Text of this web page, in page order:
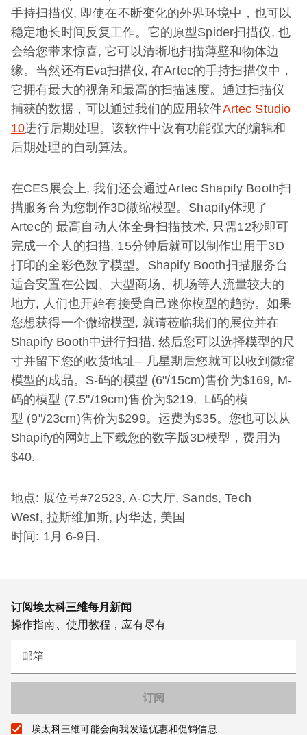
手持扫描仪, 即使在不断变化的外界环境中，也可以
稳定地长时间反复工作。它的原型Spider扫描仪, 也
会给您带来惊喜, 它可以清晰地扫描薄壁和物体边
缘。当然还有Eva扫描仪, 在Artec的手持扫描仪中，
它拥有最大的视角和最高的扫描速度。通过扫描仪
捕获的数据，可以通过我们的应用软件Artec Studio
10进行后期处理。该软件中设有功能强大的编辑和
后期处理的自动算法。
在CES展会上, 我们还会通过Artec Shapify Booth扫
描服务台为您制作3D微缩模型。Shapify体现了
Artec的 最高自动人体全身扫描技术, 只需12秒即可
完成一个人的扫描, 15分钟后就可以制作出用于3D
打印的全彩色数字模型。Shapify Booth扫描服务台
适合安置在公园、大型商场、机场等人流量较大的
地方, 人们也开始有接受自己迷你模型的趋势。如果
您想获得一个微缩模型, 就请莅临我们的展位并在
Shapify Booth中进行扫描, 然后您可以选择模型的尺
寸并留下您的收货地址– 几星期后您就可以收到微缩
模型的成品。S-码的模型 (6"/15cm)售价为$169, M-
码的模型 (7.5"/19cm)售价为$219, L码的模
型 (9"/23cm)售价为$299。运费为$35。您也可以从
Shapify的网站上下载您的数字版3D模型，费用为
$40.
地点: 展位号#72523, A-C大厅, Sands, Tech
West, 拉斯维加斯, 内华达, 美国
时间: 1月 6-9日.
订阅埃太科三维每月新闻
操作指南、使用教程，应有尽有
邮箱
埃太科三维可能会向我发送优惠和促销信息